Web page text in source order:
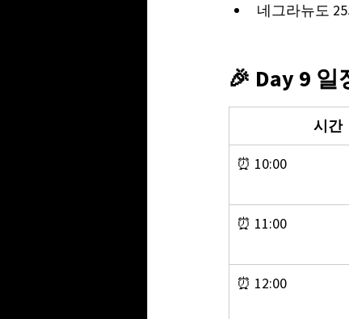
네그라뉴도
🎉 Day 9 일
시간
⏰ 10:00
⏰ 11:00
⏰ 12:00